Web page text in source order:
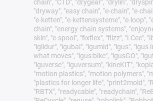
chain", "CTD", "drygear", "drylin",
"dryway", "easy chain", "e-chain", "e-
"e-ketten", "e-kettensysteme", "e-loop",
chain", "energy chain systems",
skin", "e-spool", "fixflex", "flizz", "i.Cee",
"iglidur", "igubal", "igumid", "igus", "igus
what moves", "igus:bike", "igusGO",
"iguverse", "iguversum", "kineKIT",
"motion plastics", "motion polymers",
"plastics for longer life", "print2mold",
"RBTX", "readycable", "readychain",